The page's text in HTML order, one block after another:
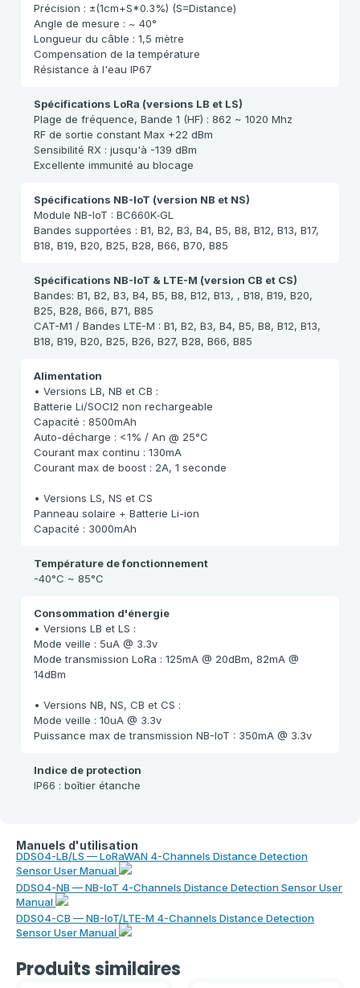
Précision : ±(1cm+S*0.3%) (S=Distance)
Angle de mesure : ~ 40°
Longueur du câble : 1,5 mètre
Compensation de la température
Résistance à l'eau IP67
Spécifications LoRa (versions LB et LS)
Plage de fréquence, Bande 1 (HF) : 862 ~ 1020 Mhz
RF de sortie constant Max +22 dBm
Sensibilité RX : jusqu'à -139 dBm
Excellente immunité au blocage
Spécifications NB-IoT (version NB et NS)
Module NB-IoT : BC660K‑GL
Bandes supportées : B1, B2, B3, B4, B5, B8, B12, B13, B17,
B18, B19, B20, B25, B28, B66, B70, B85
Spécifications NB-IoT & LTE-M (version CB et CS)
Bandes: B1, B2, B3, B4, B5, B8, B12, B13, , B18, B19, B20,
B25, B28, B66, B71, B85
CAT-M1 / Bandes LTE-M : B1, B2, B3, B4, B5, B8, B12, B13,
B18, B19, B20, B25, B26, B27, B28, B66, B85
Alimentation
• Versions LB, NB et CB :
Batterie Li/SOCI2 non rechargeable
Capacité : 8500mAh
Auto-décharge : <1% / An @ 25°C
Courant max continu : 130mA
Courant max de boost : 2A, 1 seconde
• Versions LS, NS et CS
Panneau solaire + Batterie Li-ion
Capacité : 3000mAh
Température de fonctionnement
-40°C ~ 85°C
Consommation d'énergie
• Versions LB et LS :
Mode veille : 5uA @ 3.3v
Mode transmission LoRa : 125mA @ 20dBm, 82mA @
14dBm
• Versions NB, NS, CB et CS :
Mode veille : 10uA @ 3.3v
Puissance max de transmission NB-IoT : 350mA @ 3.3v
Indice de protection
IP66 : boîtier étanche
Manuels d'utilisation
DDS04-LB/LS — LoRaWAN 4-Channels Distance Detection
Sensor User Manual
DDS04-NB — NB-IoT 4-Channels Distance Detection Sensor User
Manual
DDS04-CB — NB-IoT/LTE-M 4-Channels Distance Detection
Sensor User Manual
Produits similaires